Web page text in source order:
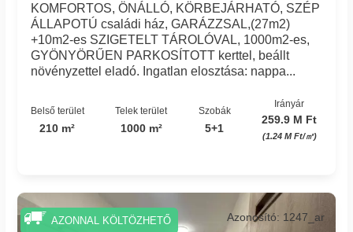
KOMFORTOS, ÖNÁLLÓ, KÖRBEJÁRHATÓ, SZÉP
ÁLLAPOTÚ családi ház, GARÁZZSAL,(27m2)
+10m2-es SZIGETELT TÁROLÓVAL, 1000m2-es,
GYÖNYÖRŰEN PARKOSÍTOTT kerttel, beállt
növényzettel eladó. Ingatlan elosztása: nappa...
Belső terület
210 m²
Telek terület
1000 m²
Szobák
5+1
Irányár
259.9 M Ft
(1.24 M Ft/㎡)
Azonosító: 1247_ar
AZONNAL KÖLTÖZHETŐ